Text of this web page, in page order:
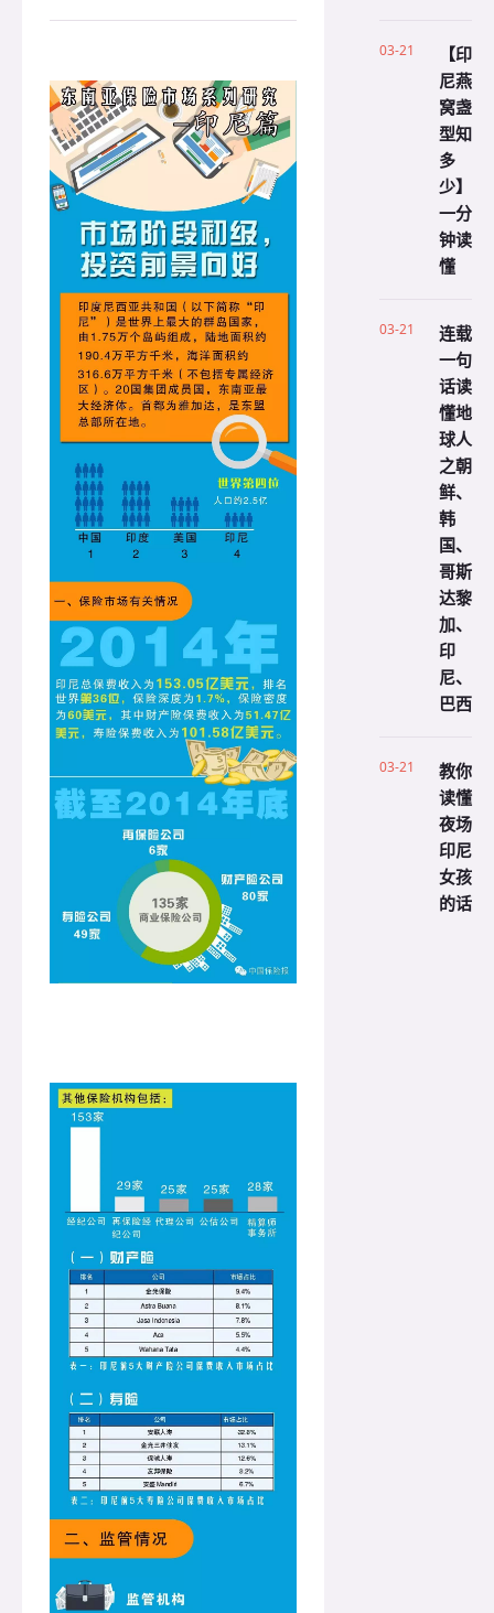
03-21
【印
尼燕
窝盏
型知
多
少】
一分
钟读
懂
03-21
连载
一句
话读
懂地
球人
之朝
鲜、
韩
国、
哥斯
达黎
加、
印
尼、
巴西
03-21
教你
读懂
夜场
印尼
女孩
的话